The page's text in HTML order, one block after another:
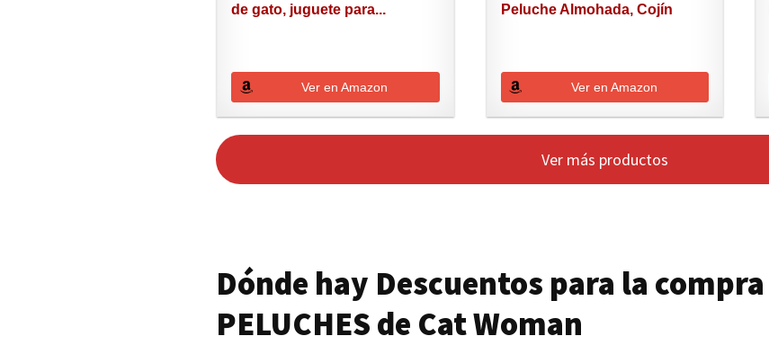
de gato, juguete para...
Ver en Amazon
Peluche Almohada, Cojín
Ver en Amazon
Ver más productos
Dónde hay Descuentos para la
PELUCHES de Cat Woman